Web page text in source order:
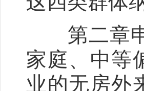
第二章申
家庭、中等
业的无房外